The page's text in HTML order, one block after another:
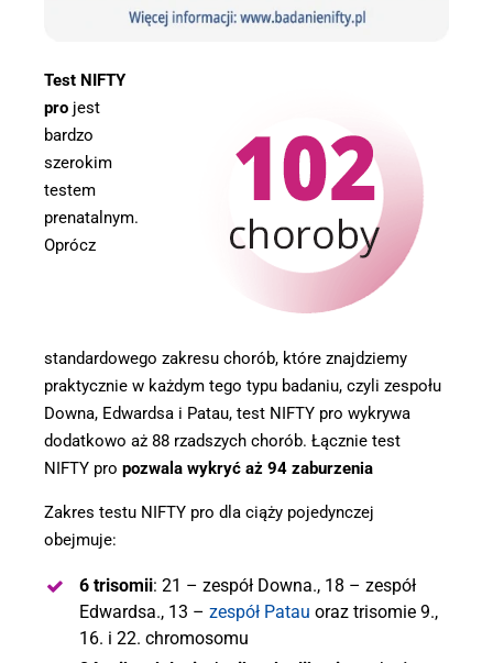
Test NIFTY
pro jest
bardzo
szerokim
testem
prenatalnym.
Oprócz
standardowego zakresu chorób, które znajdziemy
praktycznie w każdym tego typu badaniu, czyli zespołu
Downa, Edwardsa i Patau, test NIFTY pro wykrywa
dodatkowo aż 88 rzadszych chorób. Łącznie test
NIFTY pro pozwala wykryć aż 94 zaburzenia
Zakres testu NIFTY pro dla ciąży pojedynczej
obejmuje:
6 trisomii: 21 – zespół Downa., 18 – zespół
Edwardsa., 13 – zespół Patau oraz trisomie 9.,
16. i 22. chromosomu